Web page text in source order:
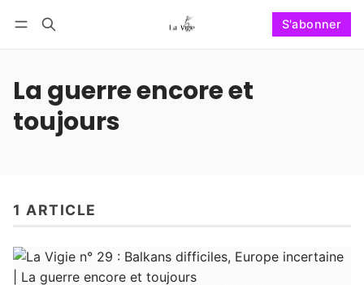
S'abonner
La guerre encore et
toujours
1 ARTICLE